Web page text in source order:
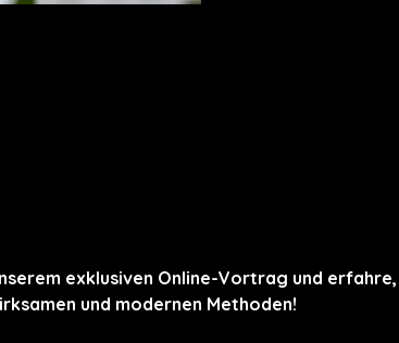
exklusiven Online-Vortrag und
und modernen Methoden!